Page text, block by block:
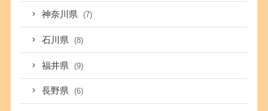
神奈川県 (7)
石川県 (8)
福井県 (9)
長野県 (6)